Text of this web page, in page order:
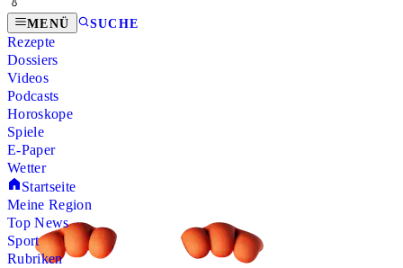
MENÜ SUCHE
Rezepte
Dossiers
Videos
Podcasts
Horoskope
Spiele
E-Paper
Wetter
Startseite
Meine Region
Top News
Sport
Rubriken